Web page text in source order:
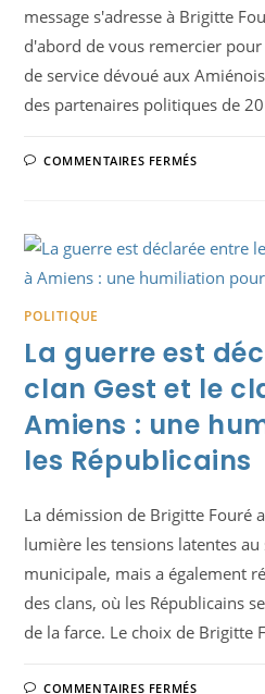
message s'adresse à Brigitte
d'abord de vous remercier
de service dévoué aux
des partenaires politiques de
COMMENTAIRES FERMÉSSUR
À
DU
JENLIS
POLITIQUE
La guerre est
clan Gest et le
Amiens : une
les Républicains
La démission de Brigitte Fouré
lumière les tensions latentes
municipale, mais a également
des clans, où les Républicains
de la farce. Le choix de Brigitte
COMMENTAIRES FERMÉSSUR